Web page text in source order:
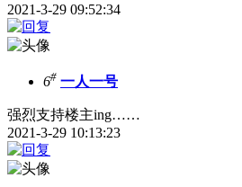
2021-3-29 09:52:34
6# 一人一号
强烈支持楼主ing……
2021-3-29 10:13:23